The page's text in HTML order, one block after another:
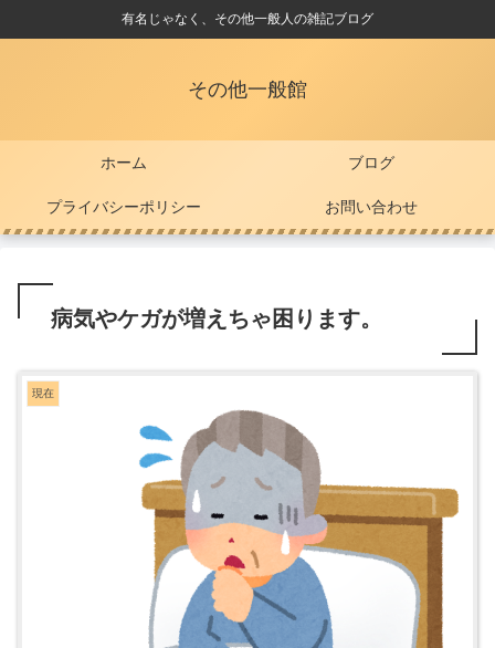
有名じゃなく、その他一般人の雑記ブログ
その他一般館
ホーム ブログ
プライバシーポリシー お問い合わせ
病気やケガが増えちゃ困ります。
現在